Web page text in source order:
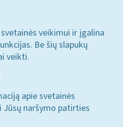
veikimui ir įgalina
Be šių slapukų
veikti.
apie svetainės
naršymo patirties